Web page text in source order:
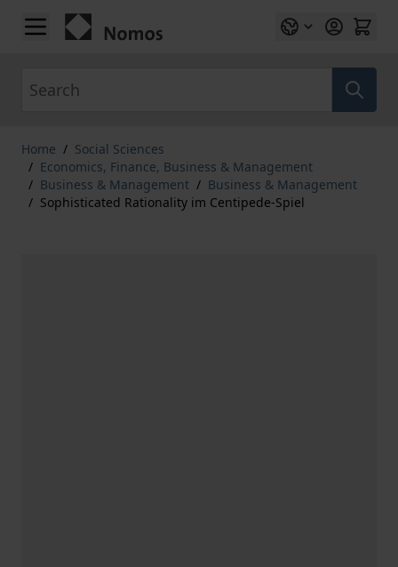
Skip to Content
Home / Social Sciences
/ Economics, Finance, Business & Management
/ Business & Management / Business & Management
/ Sophisticated Rationality im Centipede-Spiel